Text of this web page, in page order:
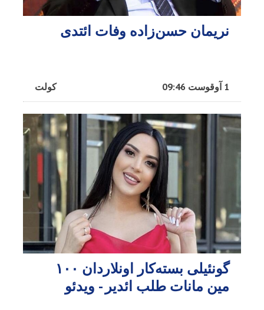
نریمان حسن‌زاده وفات ائتدی
کولت 1 آوقوست 09:46
گونئیلی بسته‌کار اونلاردان ۱۰۰
مین مانات طلب ائدیر - ویدئو